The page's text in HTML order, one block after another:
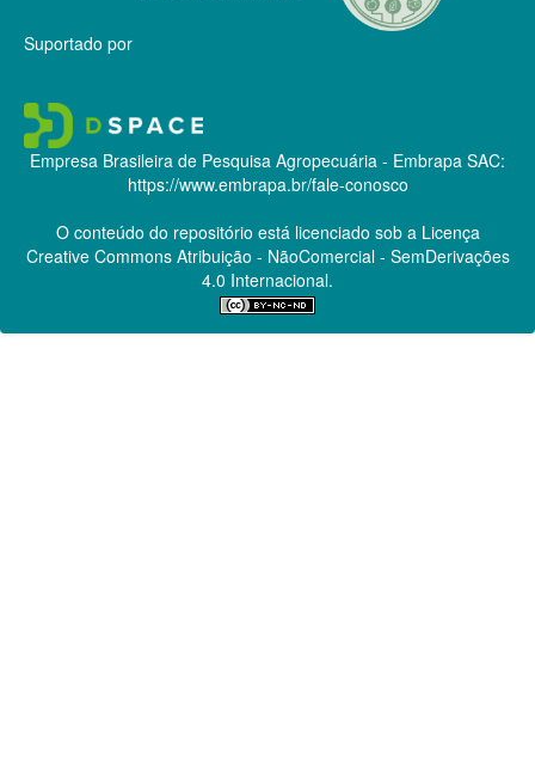
Suportado por
Empresa Brasileira de Pesquisa Agropecuária - Embrapa SAC:
https://www.embrapa.br/fale-conosco
O conteúdo do repositório está licenciado sob a Licença
Creative CommonsAtribuição - NãoComercial - SemDerivações
4.0 Internacional.